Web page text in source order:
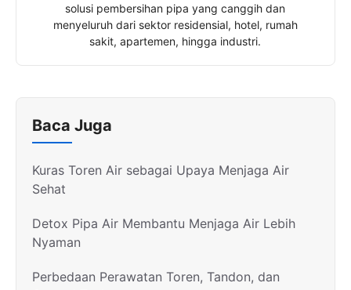
solusi pembersihan pipa yang canggih dan
menyeluruh dari sektor residensial, hotel, rumah
sakit, apartemen, hingga industri.
Baca Juga
Kuras Toren Air sebagai Upaya Menjaga Air
Sehat
Detox Pipa Air Membantu Menjaga Air Lebih
Nyaman
Perbedaan Perawatan Toren, Tandon, dan